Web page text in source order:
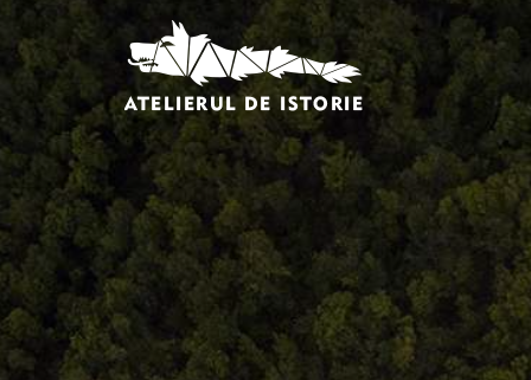
Comandă, plată, livrare
Întreținere produse
Facebook.com/atelieruldeistorie
Contact@atelieruldeistorie.ro
0748.884.543